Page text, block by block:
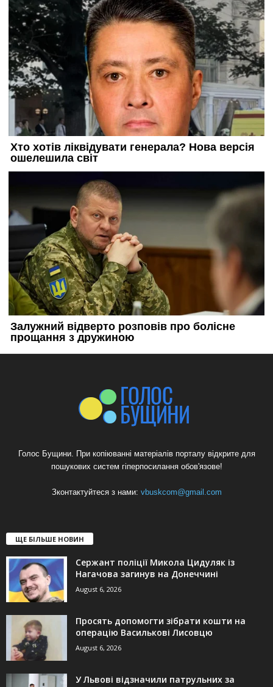
Голос Бущини. При копіюванні матеріалів порталу відкрите для
пошукових систем гіперпосилання обов'язове!
Зконтактуйтеся з нами: vbuskcom@gmail.com
ЩЕ БІЛЬШЕ НОВИН
Сержант поліції Микола Цидуляк із
Нагачова загинув на Донеччині
August 6, 2026
Просять допомогти зібрати кошти на
операцію Василькові Лисовцю
August 6, 2026
У Львові відзначили патрульних за